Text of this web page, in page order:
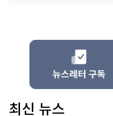
최신 뉴스